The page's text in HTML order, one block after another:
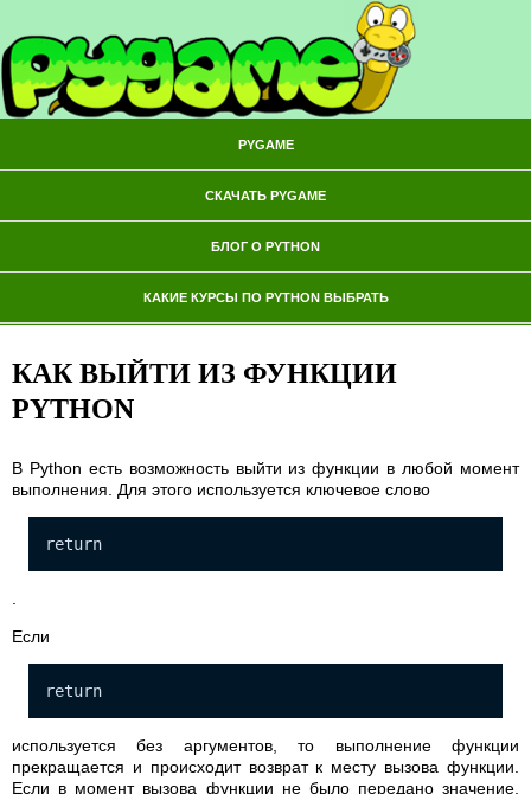
PYGAME
СКАЧАТЬ PYGAME
БЛОГ О PYTHON
КАКИЕ КУРСЫ ПО PYTHON ВЫБРАТЬ
КАК ВЫЙТИ ИЗ ФУНКЦИИ
PYTHON
В Python есть возможность выйти из функции в любой момент
выполнения. Для этого используется ключевое слово
return
Если
return
используется без аргументов, то выполнение функции
прекращается и происходит возврат к месту вызова функции.
Если в момент вызова функции не было передано значение,